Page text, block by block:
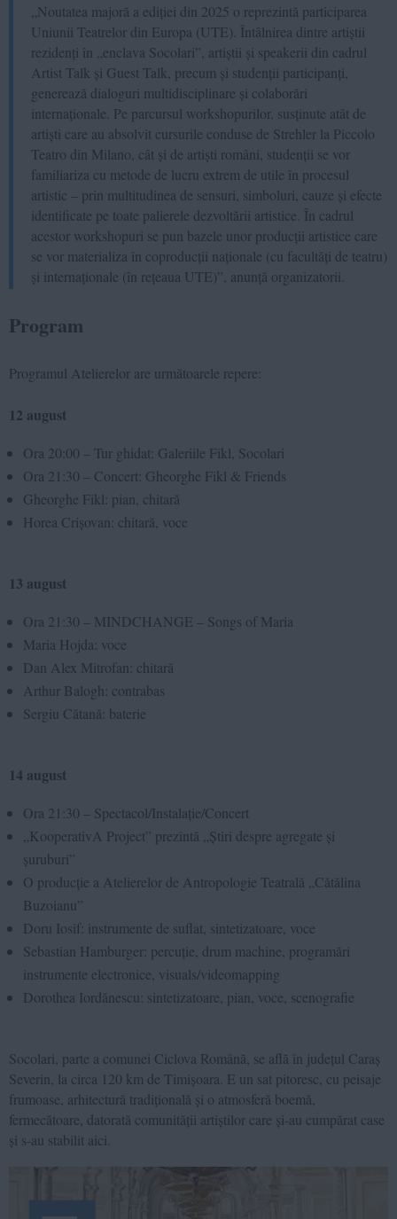
„Noutatea majoră a ediției din 2025 o reprezintă participarea
Uniunii Teatrelor din Europa (UTE). Întâlnirea dintre artiștii
rezidenți în „enclava Socolari”, artiștii și speakerii din cadrul
Artist Talk și Guest Talk, precum și studenții participanți,
generează dialoguri multidisciplinare și colaborări
internaționale. Pe parcursul workshopurilor, susținute atât de
artiști care au absolvit cursurile conduse de Strehler la Piccolo
Teatro din Milano, cât și de artiști români, studenții se vor
familiariza cu metode de lucru extrem de utile în procesul
artistic – prin multitudinea de sensuri, simboluri, cauze și efecte
identificate pe toate palierele dezvoltării artistice. În cadrul
acestor workshopuri se pun bazele unor producții artistice care
se vor materializa în coproducții naționale (cu facultăți de teatru)
și internaționale (în rețeaua UTE)”, anunță organizatorii.
Program
Programul Atelierelor are următoarele repere:
12 august
Ora 20:00 – Tur ghidat: Galeriile Fikl, Socolari
Ora 21:30 – Concert: Gheorghe Fikl & Friends
Gheorghe Fikl: pian, chitară
Horea Crișovan: chitară, voce
13 august
Ora 21:30 – MINDCHANGE – Songs of Maria
Maria Hojda: voce
Dan Alex Mitrofan: chitară
Arthur Balogh: contrabas
Sergiu Cătană: baterie
14 august
Ora 21:30 – Spectacol/Instalație/Concert
„KooperativA Project” prezintă „Știri despre agregate și
șuruburi”
O producție a Atelierelor de Antropologie Teatrală „Cătălina
Buzoianu”
Doru Iosif: instrumente de suflat, sintetizatoare, voce
Sebastian Hamburger: percuție, drum machine, programări
instrumente electronice, visuals/videomapping
Dorothea Iordănescu: sintetizatoare, pian, voce, scenografie
Socolari, parte a comunei Ciclova Română, se află în județul Caraș
Severin, la circa 120 km de Timișoara. E un sat pitoresc, cu peisaje
frumoase, arhitectură tradițională și o atmosferă boemă,
fermecătoare, datorată comunității artiștilor care și-au cumpărat case
și s-au stabilit aici.